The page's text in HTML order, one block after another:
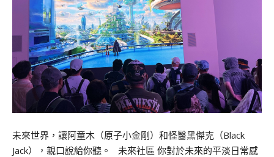
未來世界，讓阿童木（原子小金剛）和怪醫黑傑克（Black
Jack），親口說給你聽。 未來社區 你對於未來的平淡日常感